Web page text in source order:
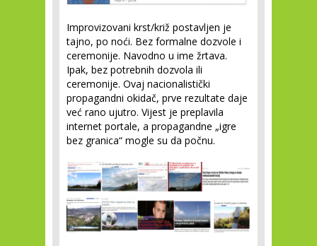
Improvizovani krst/križ postavljen je
tajno, po noći. Bez formalne dozvole i
ceremonije. Navodno u ime žrtava.
Ipak, bez potrebnih dozvola ili
ceremonije. Ovaj nacionalistički
propagandni okidač, prve rezultate daje
već rano ujutro. Vijest je preplavila
internet portale, a propagandne „igre
bez granica“ mogle su da počnu.